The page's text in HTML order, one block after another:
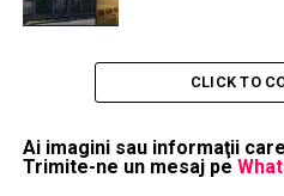
CLICK TO
Ai imagini sau informaţii
Trimite-ne un mesaj pe